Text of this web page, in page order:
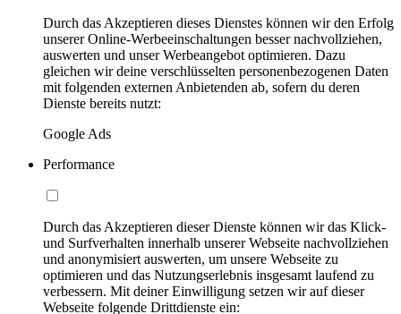
Durch das Akzeptieren dieses Dienstes können wir den Erfolg
unserer Online-Werbeeinschaltungen besser nachvollziehen,
auswerten und unser Werbeangebot optimieren. Dazu
gleichen wir deine verschlüsselten personenbezogenen Daten
mit folgenden externen Anbietenden ab, sofern du deren
Dienste bereits nutzt:
Google Ads
Performance
Durch das Akzeptieren dieser Dienste können wir das Klick-
und Surfverhalten innerhalb unserer Webseite nachvollziehen
und anonymisiert auswerten, um unsere Webseite zu
optimieren und das Nutzungserlebnis insgesamt laufend zu
verbessern. Mit deiner Einwilligung setzen wir auf dieser
Webseite folgende Drittdienste ein: